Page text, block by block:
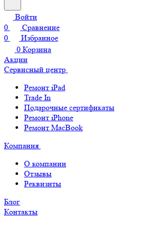
Войти
0
Сравнение
0
Избранное
0 Корзина
Акции
Сервисный центр
Ремонт iPad
Trade In
Подарочные сертификаты
Ремонт iPhone
Ремонт MacBook
Компания
О компании
Отзывы
Реквизиты
Блог
Контакты